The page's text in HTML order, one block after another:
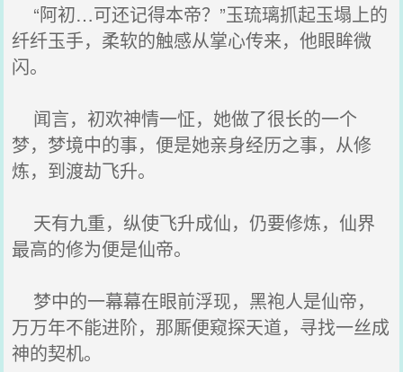
“阿初…可还记得本帝？”玉琉璃抓起玉塌上的
纤纤玉手，柔软的触感从掌心传来，他眼眸微
闪。
闻言，初欢神情一怔，她做了很长的一个
梦，梦境中的事，便是她亲身经历之事，从修
炼，到渡劫飞升。
天有九重，纵使飞升成仙，仍要修炼，仙界
最高的修为便是仙帝。
梦中的一幕幕在眼前浮现，黑袍人是仙帝，
万万年不能进阶，那厮便窥探天道，寻找一丝成
神的契机。